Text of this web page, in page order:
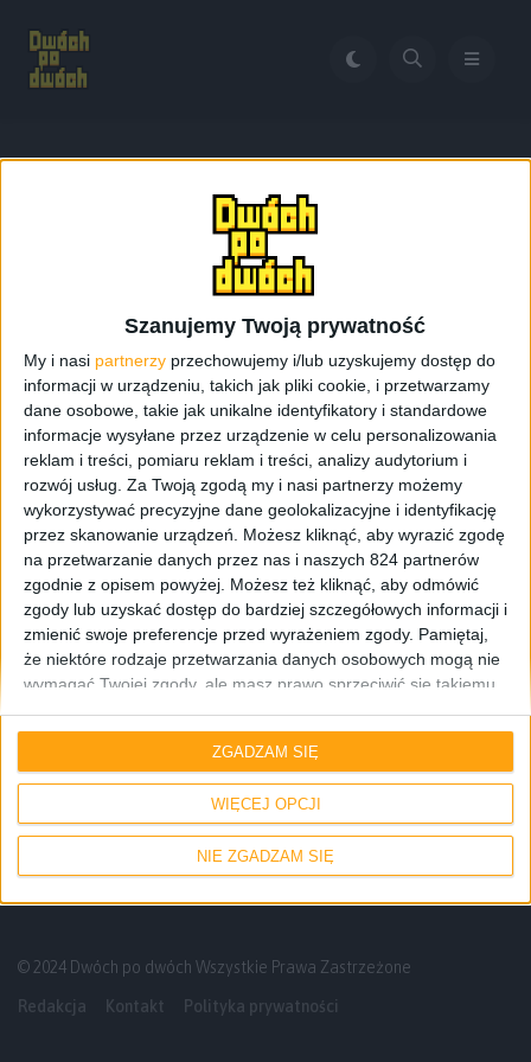
Szanujemy Twoją prywatność
My i nasi partnerzy przechowujemy i/lub uzyskujemy dostęp do
informacji w urządzeniu, takich jak pliki cookie, i przetwarzamy
dane osobowe, takie jak unikalne identyfikatory i standardowe
informacje wysyłane przez urządzenie w celu personalizowania
reklam i treści, pomiaru reklam i treści, analizy audytorium i
rozwój usług. Za Twoją zgodą my i nasi partnerzy możemy
wykorzystywać precyzyjne dane geolokalizacyjne i identyfikację
przez skanowanie urządzeń. Możesz kliknąć, aby wyrazić zgodę
na przetwarzanie danych przez nas i naszych 824 partnerów
zgodnie z opisem powyżej. Możesz też kliknąć, aby odmówić
zgody lub uzyskać dostęp do bardziej szczegółowych informacji i
zmienić swoje preferencje przed wyrażeniem zgody. Pamiętaj,
że niektóre rodzaje przetwarzania danych osobowych mogą nie
wymagać Twojej zgody, ale masz prawo sprzeciwić się takiemu
do tej witryny. Możesz w dowolnym momencie zmienić swoje
preferencje lub wycofać zgodę, wracając na tę stronę i klikając
przycisk "Prywatność" na dole strony.
WIĘCEJ OPCJI
NIE ZGADZAM SIĘ
ZGADZAM SIĘ
volvo android
Volvo z Androidem? Tak, ale będziemy
musieli jeszcze poczekać
© 2024 Dwóch po dwóch Wszystkie Prawa Zastrzeżone
Redakcja Kontakt Polityka prywatności